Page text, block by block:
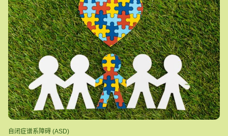
自闭症谱系障碍 (ASD)